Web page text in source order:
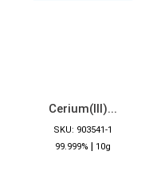
Cerium(III)...
SKU: 903541-1
99.999% | 10g